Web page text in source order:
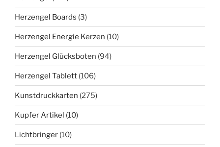
Herzengel Boards (3)
Herzengel Energie Kerzen (10)
Herzengel Glücksboten (94)
Herzengel Tablett (106)
Kunstdruckkarten (275)
Kupfer Artikel (10)
Lichtbringer (10)